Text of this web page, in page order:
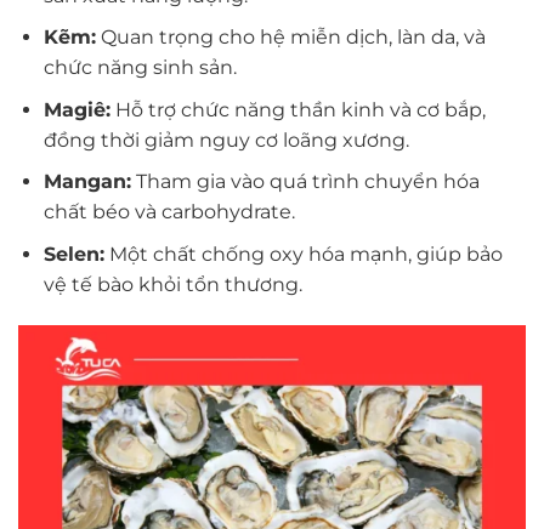
Kẽm:Quan trọng cho hệ miễn dịch, làn da, và
chức năng sinh sản.
Magiê:Hỗ trợ chức năng thần kinh và cơ bắp,
đồng thời giảm nguy cơ loãng xương.
Mangan:Tham gia vào quá trình chuyển hóa
chất béo và carbohydrate.
Selen:Một chất chống oxy hóa mạnh, giúp bảo
vệ tế bào khỏi tổn thương.